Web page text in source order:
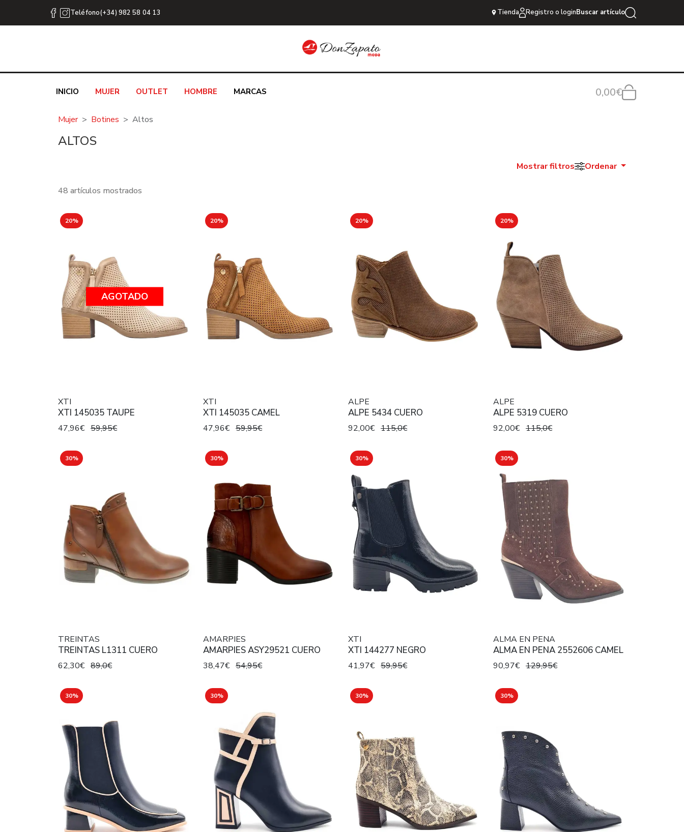
Teléfono(+34) 982 58 04 13 Tienda Registro o loginBuscar artículo
INICIO MUJER OUTLET HOMBRE MARCAS 0,00€
Mujer Botines Altos
ALTOS
Mostrar filtros Ordenar
48 artículos mostrados
20%
AGOTADO
XTI
XTI 145035 TAUPE
47,96€ 59,95€
20%
XTI
XTI 145035 CAMEL
47,96€ 59,95€
20%
ALPE
ALPE 5434 CUERO
92,00€ 115,0€
20%
ALPE
ALPE 5319 CUERO
92,00€ 115,0€
30%
TREINTAS
TREINTAS L1311 CUERO
62,30€ 89,0€
30%
AMARPIES
AMARPIES ASY29521 CUERO
38,47€ 54,95€
30%
XTI
XTI 144277 NEGRO
41,97€ 59,95€
30%
ALMA EN PENA
ALMA EN PENA 2552606 CAMEL
90,97€ 129,95€
30% 30% 30% 30%